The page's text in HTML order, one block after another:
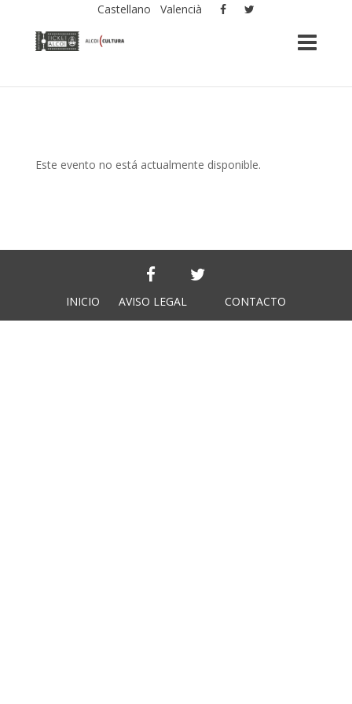
Castellano Valencià
Este evento no está actualmente disponible.
INICIO AVISO LEGAL CONTACTO